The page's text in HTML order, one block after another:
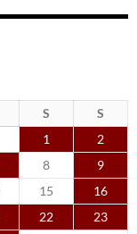
S
S
1
2
8
9
15
16
22
23